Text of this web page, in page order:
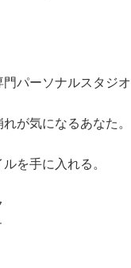
パーソナルスタジオ
が気になるあなた。
を手に入れる。